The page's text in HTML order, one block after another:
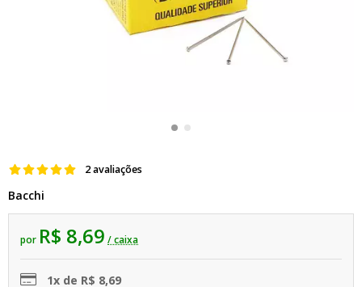
2 avaliações
Bacchi
por R$ 8,69 / caixa
1x de R$ 8,69